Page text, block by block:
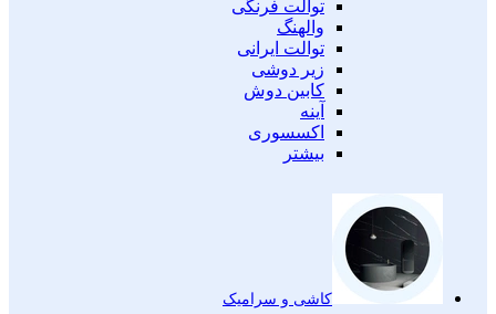
توالت فرنگی
والهنگ
توالت ایرانی
زیر دوشی
کابین دوش
آینه
اکسسوری
بیشتر
کاشی و سرامیک